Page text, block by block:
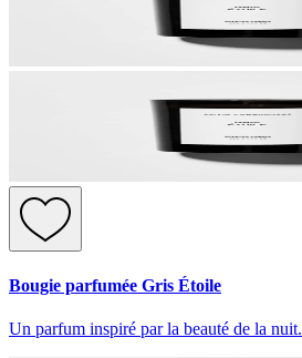
Bougie parfumée Gris Étoile
Un parfum inspiré par la beauté de la nuit.